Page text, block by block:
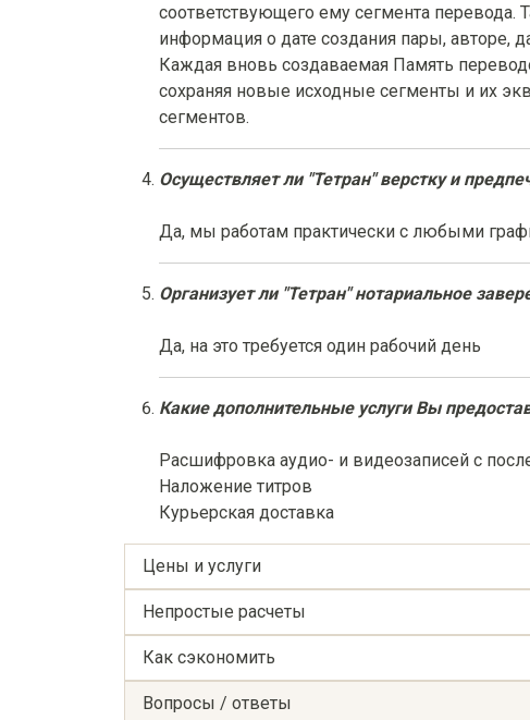
соответствующего ему сегмента перевода.
информация о дате создания пары, авторе,
Каждая вновь создаваемая Память
сохраняя новые исходные сегменты и их
сегментов.
Осуществляет ли "Тетран" верстку и
Да, мы работам практически с любыми
Организует ли "Тетран" нотариальное
Да, на это требуется один рабочий день
Какие дополнительные услуги Вы
Расшифровка аудио- и видеозаписей с
Наложение титров
Курьерская доставка
Цены и услуги
Непростые расчеты
Как сэкономить
Вопросы / ответы